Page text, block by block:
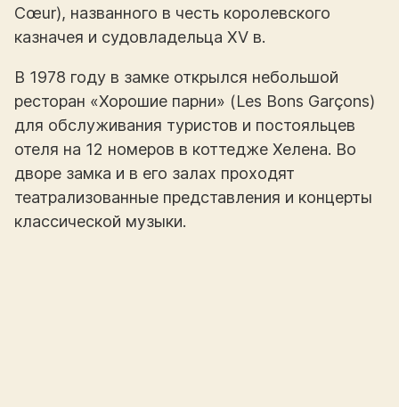
Cœur), названного в честь королевского
казначея и судовладельца XV в.
В 1978 году в замке открылся небольшой
ресторан «Хорошие парни» (Les Bons Garçons)
для обслуживания туристов и постояльцев
отеля на 12 номеров в коттедже Хелена. Во
дворе замка и в его залах проходят
театрализованные представления и концерты
классической музыки.